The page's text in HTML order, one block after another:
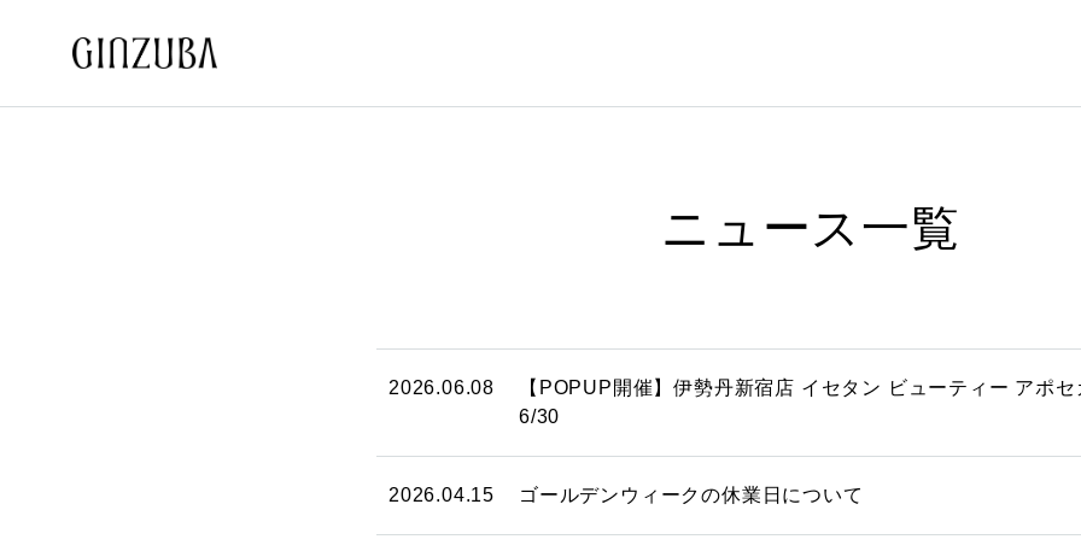
ニュース一覧
2026.06.08
【POPUP開催】伊勢丹新宿店 イセタン ビューティー アポ
6/30
2026.04.15 ゴールデンウィークの休業日について